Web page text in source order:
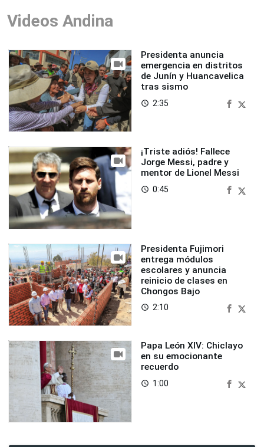
Videos Andina
Presidenta anuncia
emergencia en distritos
de Junín y Huancavelica
tras sismo
access_time 2:35
¡Triste adiós! Fallece
Jorge Messi, padre y
mentor de Lionel Messi
access_time 0:45
Presidenta Fujimori
entrega módulos
escolares y anuncia
reinicio de clases en
Chongos Bajo
access_time 2:10
Papa León XIV: Chiclayo
en su emocionante
recuerdo
access_time 1:00